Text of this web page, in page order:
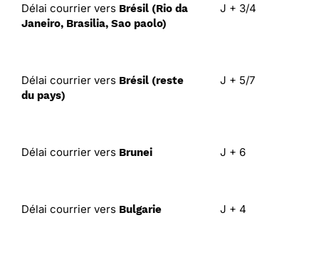
Délai courrier vers Brésil (Rio da
Janeiro, Brasilia, Sao paolo)
J + 3/4
Délai courrier vers Brésil (reste
du pays)
J + 5/7
Délai courrier vers Brunei J + 6
Délai courrier vers Bulgarie J + 4